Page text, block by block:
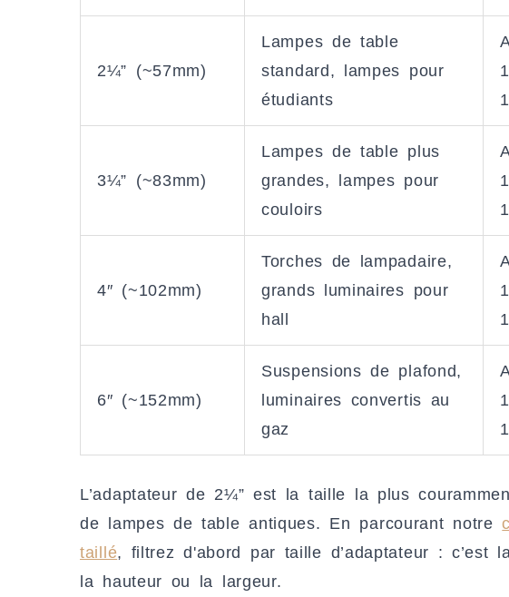
2¼” (~57mm)
Lampes de table
standard, lampes pour
étudiants
3¼” (~83mm)
Lampes de table plus
grandes, lampes pour
couloirs
4″ (~102mm)
Torches de lampadaire,
grands luminaires pour
hall
6″ (~152mm)
Suspensions de plafond,
luminaires convertis au
gaz
L’adaptateur de 2¼” est la taille la plus
de lampes de table antiques. En parcourant notre
taillé, filtrez d'abord par taille d’adaptateur : c’est
la hauteur ou la largeur.